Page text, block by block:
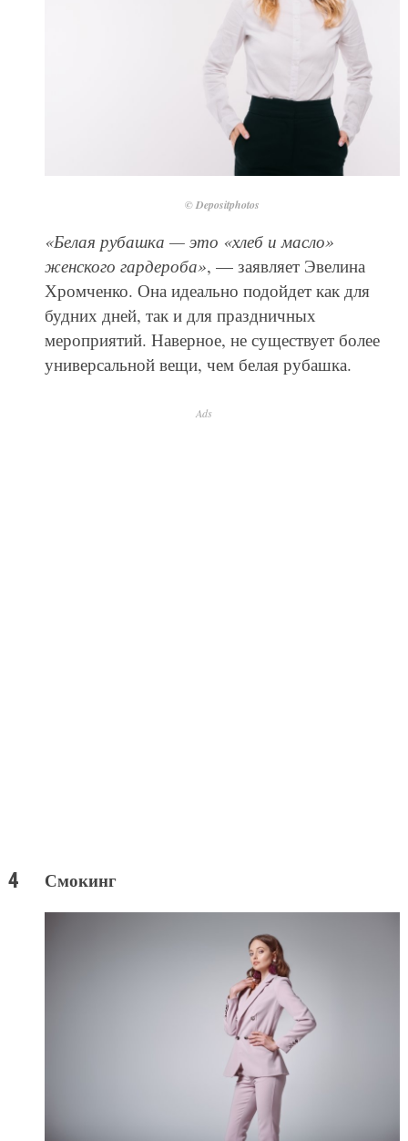
© Depositphotos
«Белая рубашка — это «хлеб и масло»
женского гардероба», — заявляет Эвелина
Хромченко. Она идеально подойдет как для
будних дней, так и для праздничных
мероприятий. Наверное, не существует более
универсальной вещи, чем белая рубашка.
Ads
Смокинг